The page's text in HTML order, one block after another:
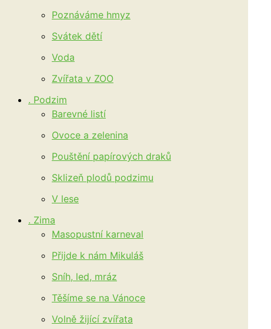
Poznáváme hmyz
Svátek dětí
Voda
Zvířata v ZOO
. Podzim
Barevné listí
Ovoce a zelenina
Pouštění papírových draků
Sklizeň plodů podzimu
V lese
. Zima
Masopustní karneval
Přijde k nám Mikuláš
Sníh, led, mráz
Těšíme se na Vánoce
Volně žijící zvířata